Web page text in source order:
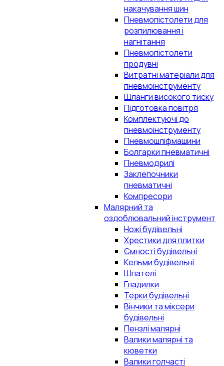
накачування шин
Пневмопістолети для
розпилювання і
нагнітання
Пневмопістолети
продувні
Витратні матеріали для
пневмоінструменту
Шланги високого тиску
Підготовка повітря
Комплектуючі до
пневмоінструменту
Пневмошліфмашини
Болгарки пневматичні
Пневмодрилі
Заклепочники
пневматичні
Компресори
Малярний та
оздоблювальний інструмент
Ножі будівельні
Хрестики для плитки
Ємності будівельні
Кельми будівельні
Шпателі
Гладилки
Терки будівельні
Вінчики та міксери
будівельні
Пензлі малярні
Валики малярні та
кюветки
Валики голчасті